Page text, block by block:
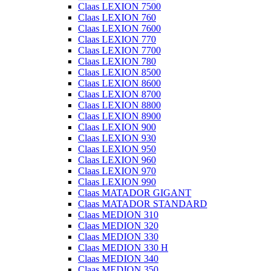
Claas LEXION 7500
Claas LEXION 760
Claas LEXION 7600
Claas LEXION 770
Claas LEXION 7700
Claas LEXION 780
Claas LEXION 8500
Claas LEXION 8600
Claas LEXION 8700
Claas LEXION 8800
Claas LEXION 8900
Claas LEXION 900
Claas LEXION 930
Claas LEXION 950
Claas LEXION 960
Claas LEXION 970
Claas LEXION 990
Claas MATADOR GIGANT
Claas MATADOR STANDARD
Claas MEDION 310
Claas MEDION 320
Claas MEDION 330
Claas MEDION 330 H
Claas MEDION 340